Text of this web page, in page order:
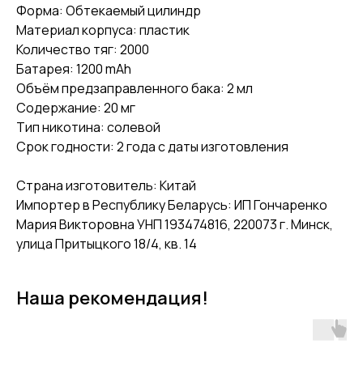
Форма: Обтекаемый цилиндр
Материал корпуса: пластик
Количество тяг: 2000
Батарея: 1200 mAh
Объём предзаправленного бака: 2 мл
Содержание: 20 мг
Тип никотина: солевой
Срок годности: 2 года с даты изготовления
Страна изготовитель: Китай
Импортер в Республику Беларусь: ИП Гончаренко
Мария Викторовна УНП 193474816, 220073 г. Минск,
улица Притыцкого 18/4, кв. 14
Наша рекомендация!